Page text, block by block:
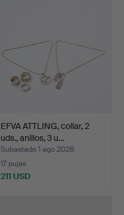
EFVA ATTLING, collar, 2
uds., anillos, 3 u…
Subastado 1 ago 2026
17 pujas
211 USD